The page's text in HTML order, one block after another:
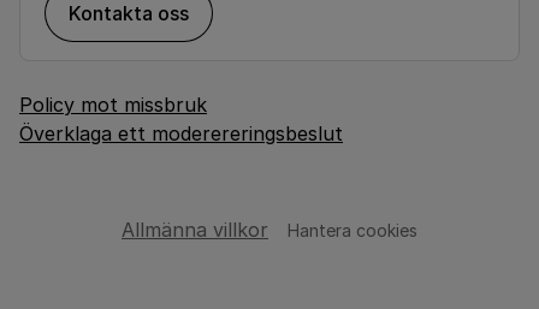
Kontakta oss
Policy mot missbruk
Överklaga ett moderereringsbeslut
Allmänna villkor Hantera cookies